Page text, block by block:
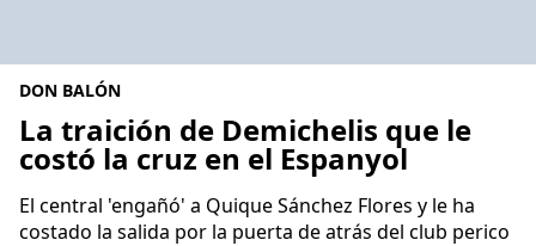
DON BALÓN
La traición de Demichelis que le
costó la cruz en el Espanyol
El central 'engañó' a Quique Sánchez Flores y le ha
costado la salida por la puerta de atrás del club perico